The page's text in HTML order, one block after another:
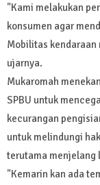
"Kami melakukan
konsumen agar
Mobilitas kendaraan
ujarnya.
Mukaromah
SPBU untuk
kecurangan
untuk melindungi
terutama menjelang
"Kemarin kan ada